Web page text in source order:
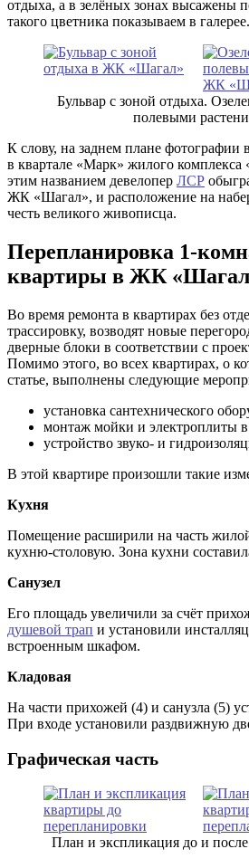
отдыха, а в зелёных зонах высажены
такого цветника показываем в галерее.
Бульвар с зоной отдыха.
полевыми
К слову, на заднем плане фотографии
в квартале «Марк» жилого комплекса
этим названием девелопер ЛСР
ЖК «Шагал», и расположение на
честь великого живописца.
Перепланировка 1-
квартиры в ЖК
Во время ремонта в квартирах без
трассировку, возводят новые
дверные блоки в соответствии с
Помимо этого, во всех квартирах, о
статье, выполнены следующие
установка сантехнического
монтаж мойки и электроплиты
устройство звуко- и
В этой квартире произошли такие
Кухня
Помещение расширили на часть
кухню-столовую. Зона кухни
Санузел
Его площадь увеличили за счёт
душевой трап и установили
встроенным шкафом.
Кладовая
На части прихожей (4) и санузла (5)
При входе установили раздвижную
Графическая часть
План и экспликация до и